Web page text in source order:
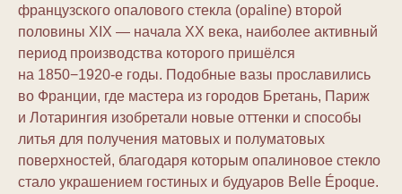
французского опалового стекла (opaline) второй
половины XIX — начала XX века, наиболее активный
период производства которого пришёлся
на 1850−1920-е годы. Подобные вазы прославились
во Франции, где мастера из городов Бретань, Париж
и Лотарингия изобретали новые оттенки и способы
литья для получения матовых и полуматовых
поверхностей, благодаря которым опалиновое стекло
стало украшением гостиных и будуаров Belle Époque.